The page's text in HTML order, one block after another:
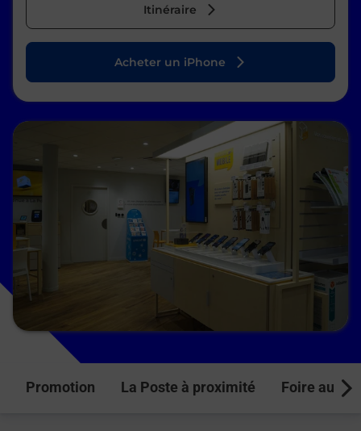
Itinéraire
Acheter un iPhone
Promotion La Poste à proximité Foire aux